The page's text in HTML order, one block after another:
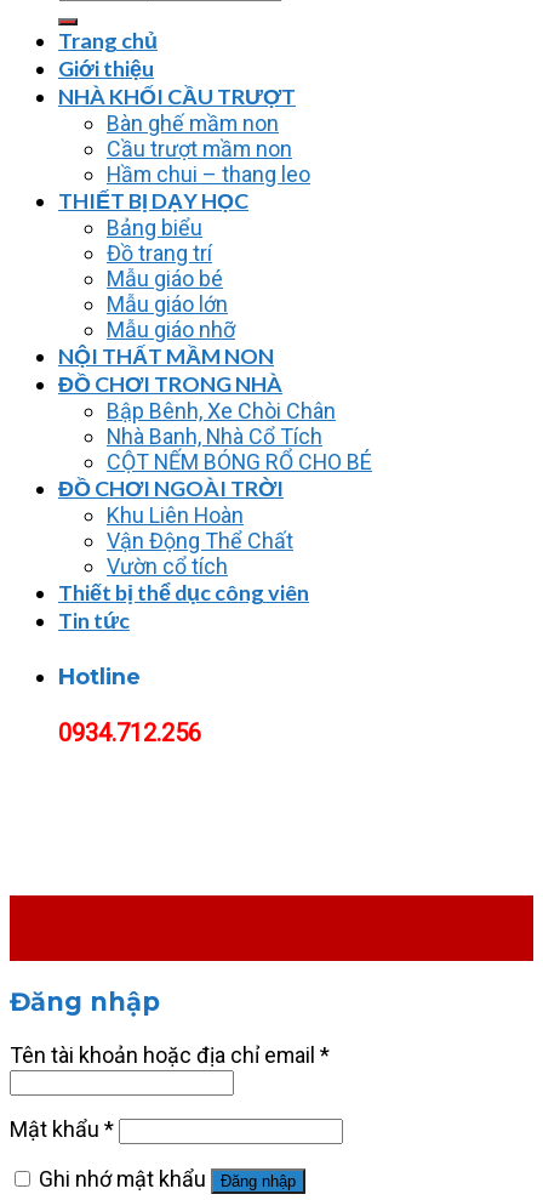
Trang chủ
Giới thiệu
NHÀ KHỐI CẦU TRƯỢT
Bàn ghế mầm non
Cầu trượt mầm non
Hầm chui – thang leo
THIẾT BỊ DẠY HỌC
Bảng biểu
Đồ trang trí
Mẫu giáo bé
Mẫu giáo lớn
Mẫu giáo nhỡ
NỘI THẤT MẦM NON
ĐỒ CHƠI TRONG NHÀ
Bập Bênh, Xe Chòi Chân
Nhà Banh, Nhà Cổ Tích
CỘT NẾM BÓNG RỔ CHO BÉ
ĐỒ CHƠI NGOÀI TRỜI
Khu Liên Hoàn
Vận Động Thể Chất
Vườn cổ tích
Thiết bị thể dục công viên
Tin tức
Hotline
0934.712.256
Đăng nhập
Tên tài khoản hoặc địa chỉ email *
Mật khẩu *
Ghi nhớ mật khẩu
Đăng nhập